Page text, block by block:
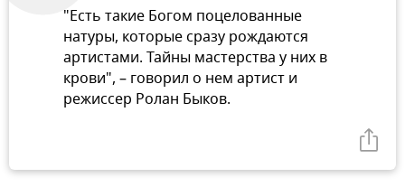
"Есть такие Богом поцелованные
натуры, которые сразу рождаются
артистами. Тайны мастерства у них в
крови", – говорил о нем артист и
режиссер Ролан Быков.